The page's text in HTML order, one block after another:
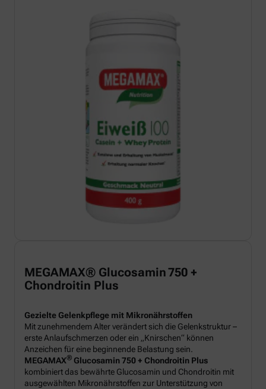
MEGAMAX® Glucosamin 750 +
Chondroitin Plus
Gezielte Gelenkpflege mit Mikronährstoffen
Mit zunehmendem Alter verändert sich die Gelenkstruktur –
erste Anlaufschmerzen oder ein „Knirschen“ können
Anzeichen für eine beginnende Belastung sein.
MEGAMAX® Glucosamin 750 + Chondroitin Plus
kombiniert das bewährte Glucosamin und Chondroitin mit
ausgewählten Mikronährstoffen zur Unterstützung von